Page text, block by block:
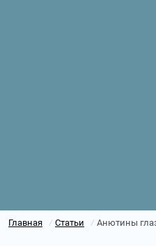
Главная / Статьи / Анютины